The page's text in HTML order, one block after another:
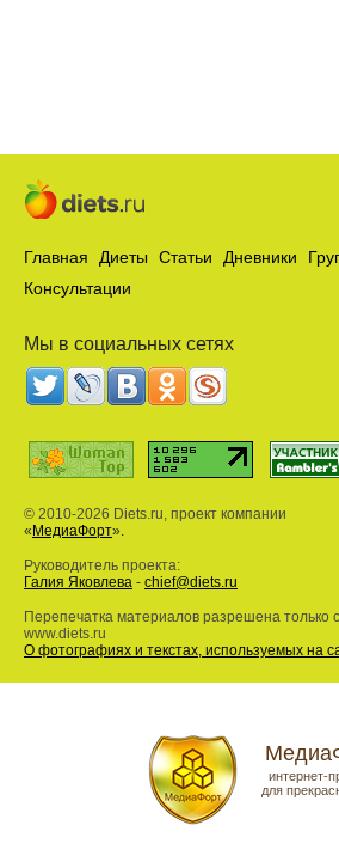
Главная Диеты Статьи Дневники
Консультации
Мы в социальных сетях
© 2010-2026 Diets.ru, проект компании
«МедиаФорт».
Руководитель проекта:
Галия Яковлева - chief@diets.ru
Перепечатка материалов разрешена только
www.diets.ru
О фотографиях и текстах, используемых на
интернет-
для